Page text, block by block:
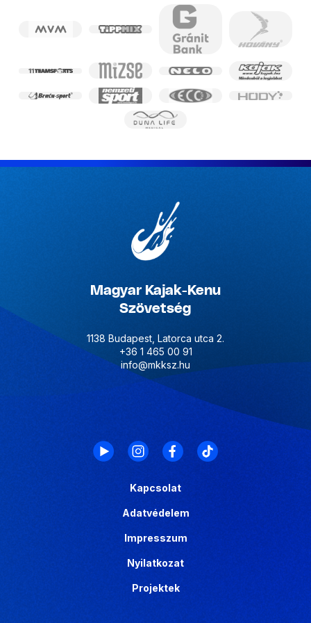
Magyar Kajak-Kenu
Szövetség
1138 Budapest, Latorca utca 2.
+36 1 465 00 91
info@mkksz.hu
Kapcsolat
Adatvédelem
Impresszum
Nyilatkozat
Projektek